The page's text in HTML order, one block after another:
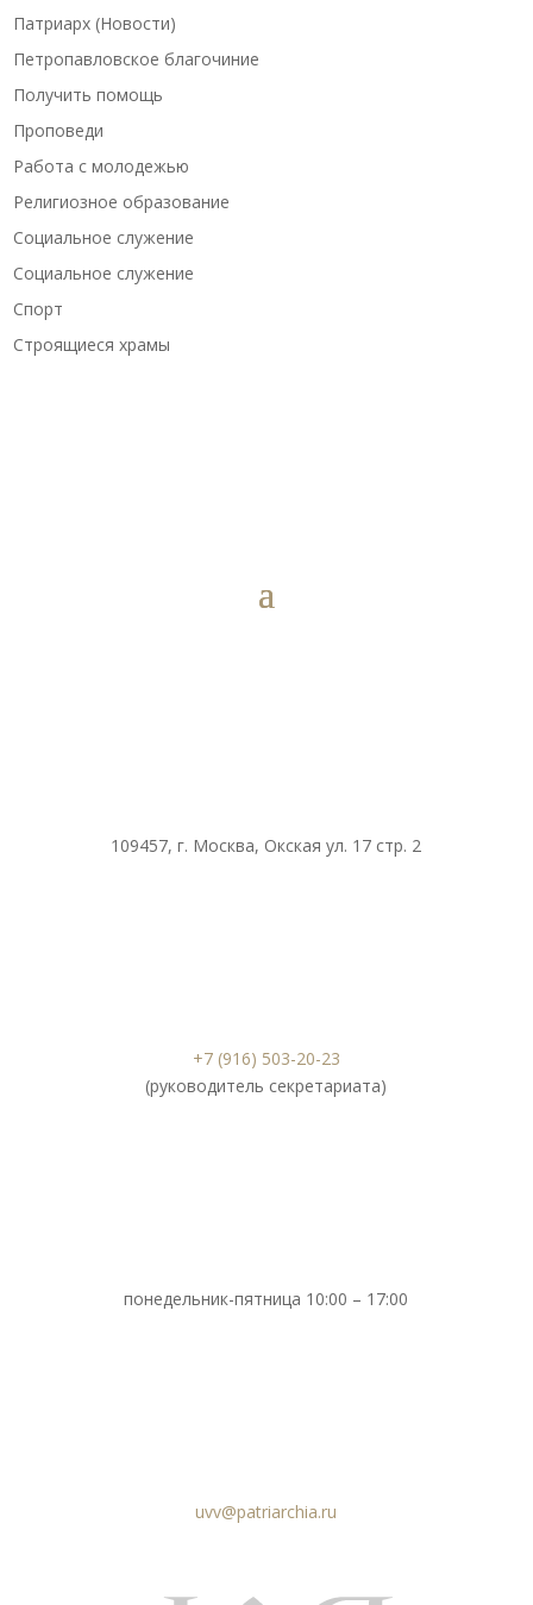
Патриарх (Новости)
Петропавловское благочиние
Получить помощь
Проповеди
Работа с молодежью
Религиозное образование
Социальное служение
Социальное служение
Спорт
Строящиеся храмы
109457, г. Москва, Окская ул. 17 стр. 2
+7 (916) 503-20-23
(руководитель секретариата)
понедельник-пятница 10:00 – 17:00
uvv@patriarchia.ru